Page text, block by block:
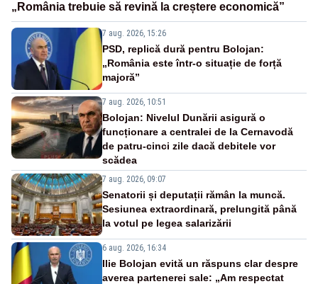
„România trebuie să revină la creștere economică”
7 aug. 2026, 15:26
PSD, replică dură pentru Bolojan:
„România este într-o situație de forță
majoră”
7 aug. 2026, 10:51
Bolojan: Nivelul Dunării asigură o
funcționare a centralei de la Cernavodă
de patru-cinci zile dacă debitele vor
scădea
7 aug. 2026, 09:07
Senatorii și deputații rămân la muncă.
Sesiunea extraordinară, prelungită până
la votul pe legea salarizării
6 aug. 2026, 16:34
Ilie Bolojan evită un răspuns clar despre
averea partenerei sale: „Am respectat